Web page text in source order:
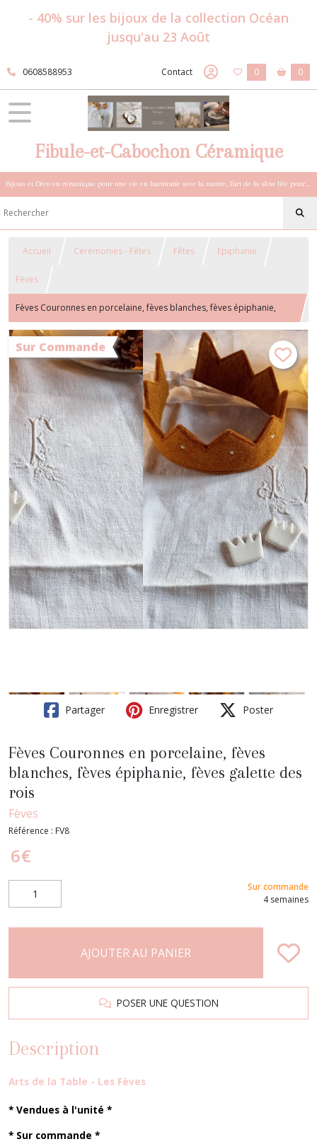
- 40% sur les bijoux de la collection Océan
jusqu'au 23 Août
0608588953 Contact 0 0
Fibule-et-Cabochon Céramique
Bijoux et Déco en céramique pour une vie en harmonie avec la nature, l'art de la slow life pour esprits sensibles et bohèmes.
Accueil Cérémonies - Fêtes Fêtes Epiphanie
Fèves
Fèves Couronnes en porcelaine, fèves blanches, fèves épiphanie,
fèves galette des rois
Sur Commande
Partager Enregistrer Poster
Fèves Couronnes en porcelaine, fèves
blanches, fèves épiphanie, fèves galette des
rois
Fèves
Référence : FV8
6€
Sur commande
4 semaines
AJOUTER AU PANIER
POSER UNE QUESTION
Description
Arts de la Table - Les Fèves
* Vendues à l'unité *
* Sur commande *